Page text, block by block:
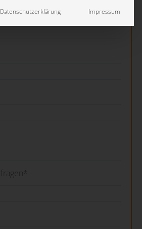
Datenschutzerklärung Impressum